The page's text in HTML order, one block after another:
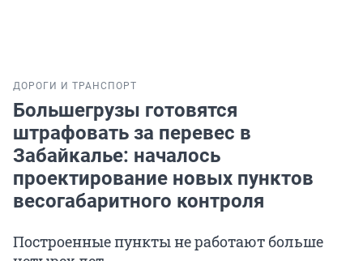
ДОРОГИ И ТРАНСПОРТ
Большегрузы готовятся
штрафовать за перевес в
Забайкалье: началось
проектирование новых пунктов
весогабаритного контроля
Построенные пункты не работают больше